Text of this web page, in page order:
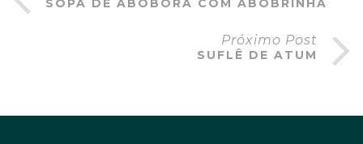
SOPA DE ABÓBORA COM ABOBRINHA
Próximo Post
SUFLÊ DE ATUM